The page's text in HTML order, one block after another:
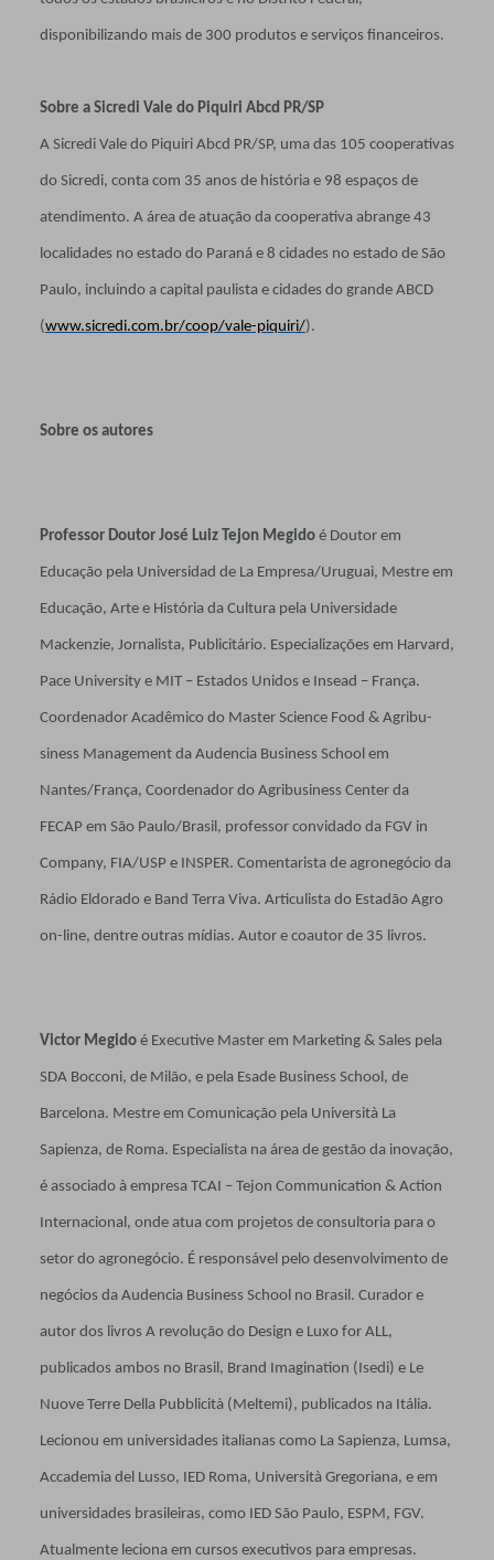
disponibilizando mais de 300 produtos e serviços financeiros.
Sobre a Sicredi Vale do Piquiri Abcd PR/SP
A Sicredi Vale do Piquiri Abcd PR/SP, uma das 105 cooperativas
do Sicredi, conta com 35 anos de história e 98 espaços de
atendimento. A área de atuação da cooperativa abrange 43
localidades no estado do Paraná e 8 cidades no estado de São
Paulo, incluindo a capital paulista e cidades do grande ABCD
(www.sicredi.com.br/coop/vale-piquiri/).
Sobre os autores
Professor Doutor José Luiz Tejon Megidoé Doutor em
Educação pela Universidad de La Empresa/Uruguai, Mestre em
Edu­cação, Arte e História da Cultura pela Universidade
Mackenzie, Jornalista, Pu­blicitário. Especializações em Harvard,
Pace University e MIT – Estados Unidos e Insead – França.
Coordenador Acadê­mico do Master Science Food & Agribu­
siness Management da Audencia Business School em
Nantes/França, Coordenador do Agribusiness Center da
FECAP em São Paulo/Brasil, professor convidado da FGV in
Company, FIA/USP e INSPER. Comen­tarista de agronegócio da
Rádio Eldorado e Band Terra Viva. Articulista do Estadão Agro
on-line, dentre outras mídias. Autor e coautor de 35 livros.
Victor Megidoé Executive Master em Marketing & Sales pela
SDA Bocconi, de Milão, e pela Esade Business School, de
Barcelona. Mestre em Comunicação pela Università La
Sapienza, de Roma. Especialista na área de gestão da ino­vação,
é associado à empre­sa TCAI – Tejon Communication & Action
Internacional, onde atua com projetos de consultoria para o
setor do agronegócio. É responsável pelo desenvolvimento de
negócios da Audencia Business School no Brasil. Curador e
autor dos livros A revolu­ção do Design e Luxo for ALL,
publicados ambos no Brasil, Brand Imagination (Isedi) e Le
Nuove Terre Della Pubblicità (Meltemi), publicados na Itália.
Lecionou em universidades italianas como La Sapienza, Lumsa,
Accademia del Lusso, IED Roma, Università Gregoriana, e em
universidades brasileiras, como IED São Paulo, ESPM, FGV.
Atualmente leciona em cursos executivos para empresas.